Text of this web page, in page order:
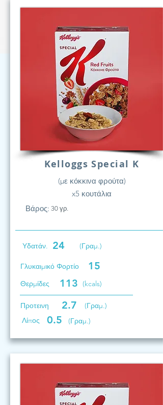
Kelloggs Special K
(με κόκκινα φρούτα)
x5 κουτάλια
Βάρος: 30 γρ.
Υδατάν. 24 (Γραμ.)
Γλυκαιμικό Φορτίο 15
Θερμίδες 113 (kcals)
Προτεινη 2.7
(Γραμ.)
Λίπος
0.5 (Γραμ.)